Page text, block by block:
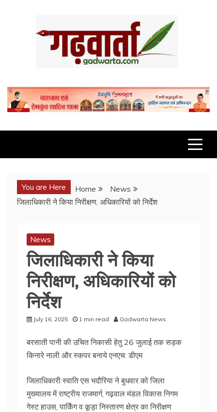
You are Here Home
News
जिलाधिकारी ने किया निरीक्षण, अधिकारियों को निर्देश
News
जिलाधिकारी ने किया
निरीक्षण, अधिकारियों को
निर्देश
July 16, 2025 1 min read Gadwarta News
बरसाती पानी की उचित निकासी हेतु 26 जुलाई तक सड़क
किनारे नाली और स्कपर बनाये एनएच: डीएम
जिलाधिकारी स्वाति एस भदौरिया ने बुधवार को जिला
मुख्यालय में राष्ट्रीय राजमार्ग, गढ़वाल मंडल विकास निगम
गेस्ट हाउस, पार्किंग व कूड़ा निस्तारण क्षेत्र का निरीक्षण